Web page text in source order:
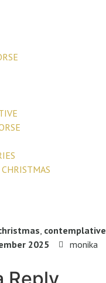
contemplative
2025
monika
Reply